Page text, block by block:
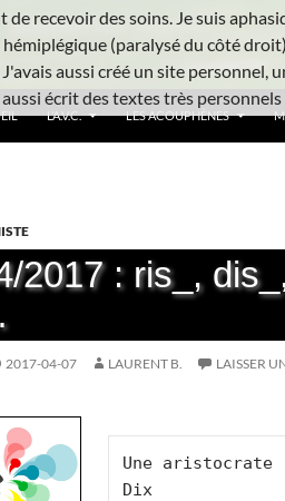
L’A.V.C. LES ACOUPHÈNES
2017 : ris_,
2017-04-07 LAURENT B. LAISSER
Une aristocrate
Dix
recevoir des soins. Je suis
(paralysé du côté
aussi créé un site
écrit des textes très personnels